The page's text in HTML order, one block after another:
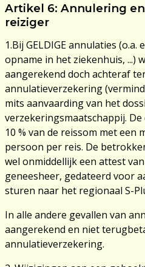
Artikel 6: Annulering
reiziger
1.Bij GELDIGE annulaties
opname in het ziekenhuis, ...)
aangerekend doch achteraf
annulatieverzekering
mits aanvaarding van het
verzekeringsmaatschappij.
10 % van de reissom met een
persoon per reis. De
wel onmiddellijk een attest
geneesheer, gedateerd voor
sturen naar het regionaal S-
In alle andere gevallen van
aangerekend en niet
annulatieverzekering.